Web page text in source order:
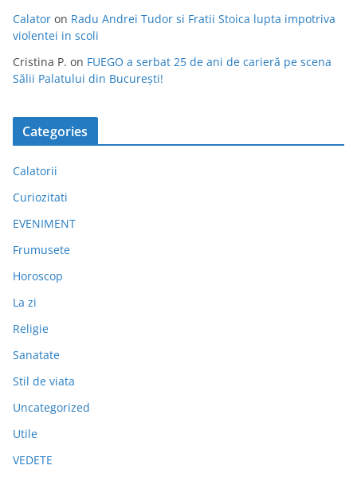
Calator on Radu Andrei Tudor si Fratii Stoica lupta impotriva
violentei in scoli
Cristina P. on FUEGO a serbat 25 de ani de carieră pe scena
Sălii Palatului din București!
Categories
Calatorii
Curiozitati
EVENIMENT
Frumusete
Horoscop
La zi
Religie
Sanatate
Stil de viata
Uncategorized
Utile
VEDETE